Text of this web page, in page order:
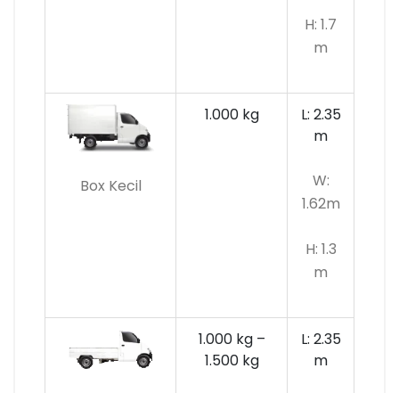
H: 1.7
m
Box Kecil
1.000 kg
L: 2.35
m
W:
1.62m
H: 1.3
m
1.000 kg –
1.500 kg
L: 2.35
m